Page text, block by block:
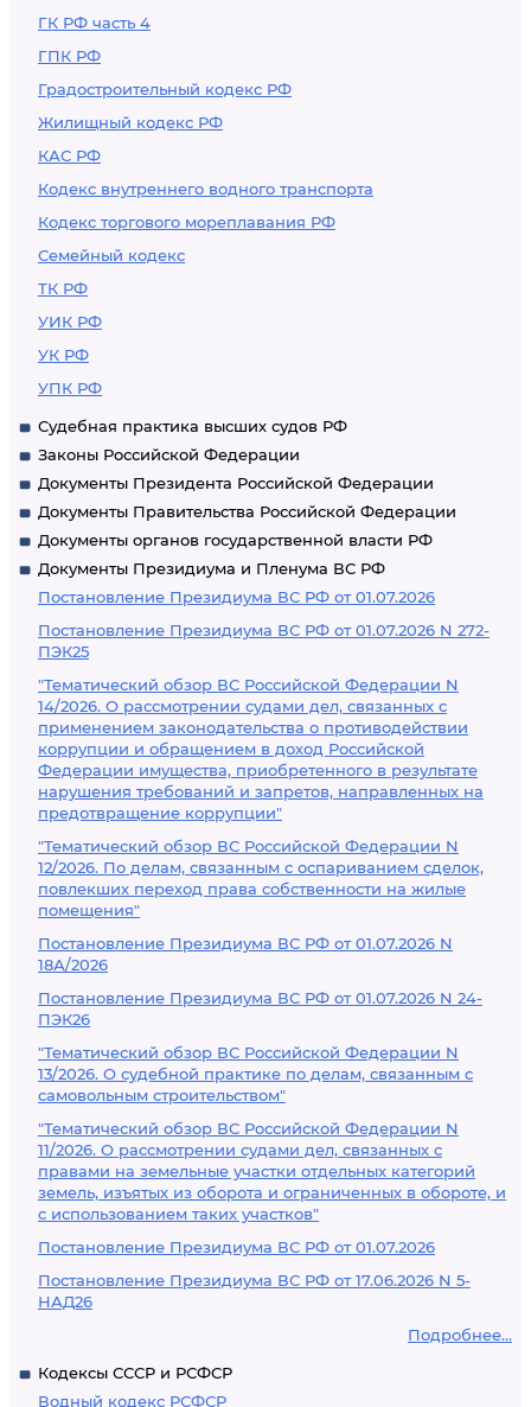
ГК РФ часть 4
ГПК РФ
Градостроительный кодекс РФ
Жилищный кодекс РФ
КАС РФ
Кодекс внутреннего водного транспорта
Кодекс торгового мореплавания РФ
Семейный кодекс
ТК РФ
УИК РФ
УК РФ
УПК РФ
Судебная практика высших судов РФ
Законы Российской Федерации
Документы Президента Российской Федерации
Документы Правительства Российской Федерации
Документы органов государственной власти РФ
Документы Президиума и Пленума ВС РФ
Постановление Президиума ВС РФ от 01.07.2026
Постановление Президиума ВС РФ от 01.07.2026 N 272-
ПЭК25
"Тематический обзор ВС Российской Федерации N
14/2026. О рассмотрении судами дел, связанных с
применением законодательства о противодействии
коррупции и обращением в доход Российской
Федерации имущества, приобретенного в результате
нарушения требований и запретов, направленных на
предотвращение коррупции"
"Тематический обзор ВС Российской Федерации N
12/2026. По делам, связанным с оспариванием сделок,
повлекших переход права собственности на жилые
помещения"
Постановление Президиума ВС РФ от 01.07.2026 N
18А/2026
Постановление Президиума ВС РФ от 01.07.2026 N 24-
ПЭК26
"Тематический обзор ВС Российской Федерации N
13/2026. О судебной практике по делам, связанным с
самовольным строительством"
"Тематический обзор ВС Российской Федерации N
11/2026. О рассмотрении судами дел, связанных с
правами на земельные участки отдельных категорий
земель, изъятых из оборота и ограниченных в обороте, и
с использованием таких участков"
Постановление Президиума ВС РФ от 01.07.2026
Постановление Президиума ВС РФ от 17.06.2026 N 5-
НАД26
Подробнее...
Кодексы СССР и РСФСР
Водный кодекс РСФСР